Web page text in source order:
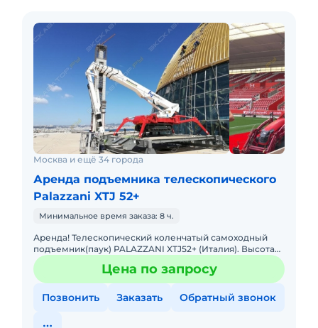
Москва и ещё 34 города
Аренда подъемника телескопического
Palazzani XTJ 52+
Минимальное время заказа: 8 ч.
Аренда! Телескопический коленчатый самоходный
подъемник(паук) PALAZZANI XTJ52+ (Италия). Высота
подъема 52 м, Горизонтальный вылет 20 м. Тип
питания: Дизель + ЭЦена по запросу
Позвонить Заказать Обратный звонок